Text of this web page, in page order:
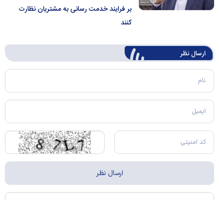
بر فرایند خدمت رسانی به مشتریان نظارت
کنند
ارسال‌ نظر